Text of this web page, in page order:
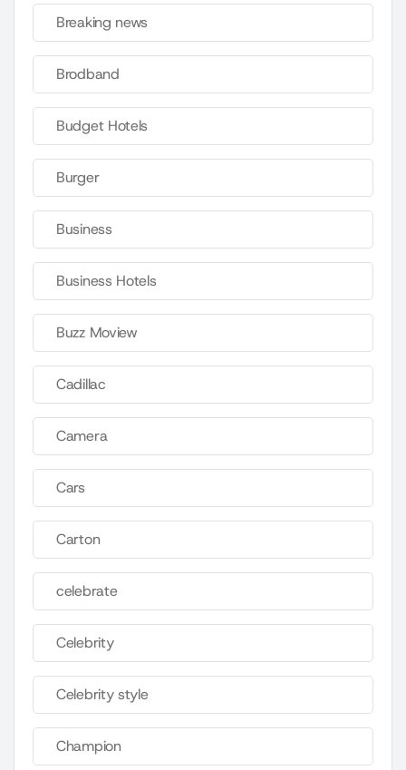
Breaking news
Brodband
Budget Hotels
Burger
Business
Business Hotels
Buzz Moview
Cadillac
Camera
Cars
Carton
celebrate
Celebrity
Celebrity style
Champion